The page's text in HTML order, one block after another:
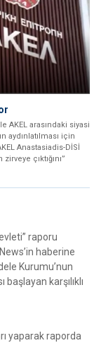
AKEL arasındaki siyasi
aydınlatılması için
Anastasiadis-DİSİ
çıktığını”
raporu
haberine
Kurumu’nun
karşılıklı
yaparak raporda